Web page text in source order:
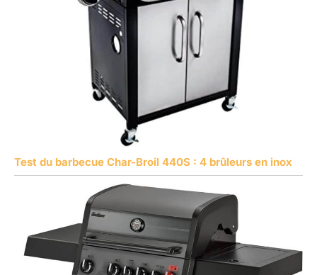
Test du barbecue Char-Broil 440S : 4 brûleurs en inox